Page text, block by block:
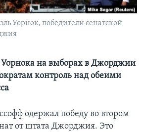
Уорнок, победители сенатской
на выборах в Джорджии
контроль над обеими
одержал победу во втором
от штата Джорджия. Это